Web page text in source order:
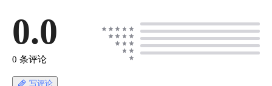
0.0
0 条评论
写评论